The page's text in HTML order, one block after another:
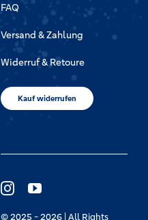
FAQ
Versand & Zahlung
Widerruf & Retoure
Kauf widerrufen
© 2025 - 2026 | All Rights